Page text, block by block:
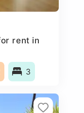
rent in
3